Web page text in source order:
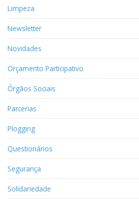
Limpeza
Newsletter
Novidades
Orçamento Participativo
Órgãos Sociais
Parcerias
Plogging
Questionários
Segurança
Solidariedade